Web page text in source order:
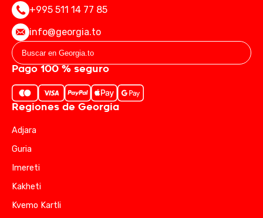
+995 511 14 77 85
info@georgia.to
Pago 100 % seguro
Regiones de Georgia
Adjara
Guria
Imereti
Kakheti
Kvemo Kartli